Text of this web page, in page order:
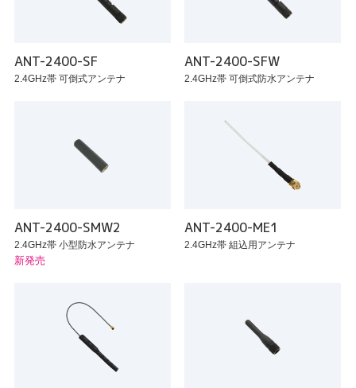
ANT-2400-SF
2.4GHz帯 可倒式アンテナ
ANT-2400-SFW
2.4GHz帯 可倒式防水アンテナ
ANT-2400-SMW2
2.4GHz帯 小型防水アンテナ
新発売
ANT-2400-ME1
2.4GHz帯 組込用アンテナ